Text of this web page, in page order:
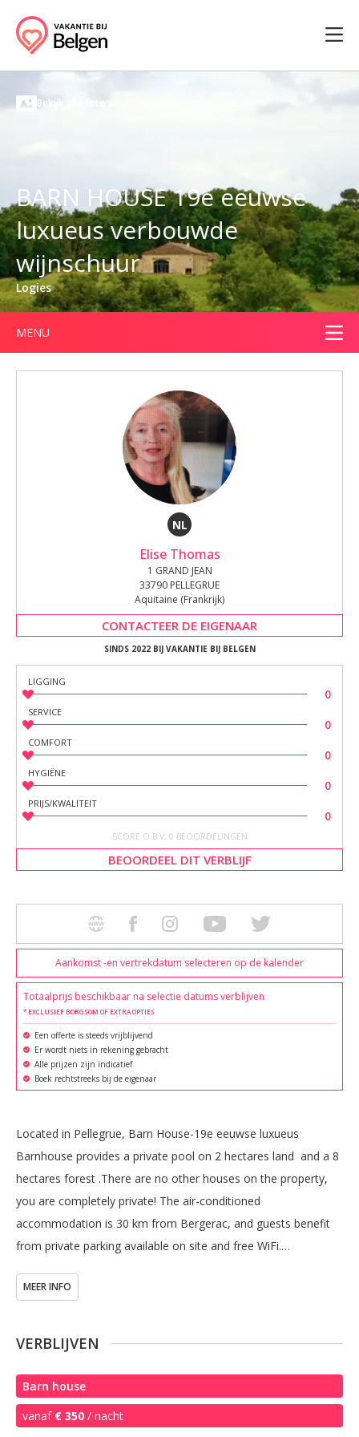
Bekijk alle foto's
BARN HOUSE 19e eeuwse
luxueus verbouwde
wijnschuur
Logies
MENU
Located in Pellegrue, Barn House-19e eeuwse luxueus
Barnhouse provides a private pool on 2 hectares land  and a 8
hectares forest .There are no other houses on the property,
you are completely private! The air-conditioned
accommodation is 30 km from Bergerac, and guests benefit
from private parking available on site and free WiFi.
The holiday home comes with 4 bedrooms, 3 bathrooms, bed
areas, a fully equipped kitchen, and 4 terraces with garden
and bed linen .
There is an outdoor swimming pool ( 18-5 mt) and a barbecue
MEER INFO
VERBLIJVEN
Barn house
vanaf € 350 / nacht
Aankomst -en vertrekdatum selecteren op de kalender
Totaalprijs beschikbaar na selectie datums verblijven
* EXCLUSIEF BORGSOM OF EXTRA OPTIES
Een offerte is steeds vrijblijvend
Er wordt niets in rekening gebracht
Alle prijzen zijn indicatief
Boek rechtstreeks bij de eigenaar
NL
Elise Thomas
1 GRAND JEAN
33790 PELLEGRUE
Aquitaine (Frankrijk)
CONTACTEER DE EIGENAAR
SINDS 2022 BIJ VAKANTIE BIJ BELGEN
LIGGING
0
SERVICE
0
COMFORT
0
HYGIËNE
0
PRIJS/KWALITEIT
0
SCORE O.B.V. 0 BEOORDELINGEN
BEOORDEEL DIT VERBLIJF